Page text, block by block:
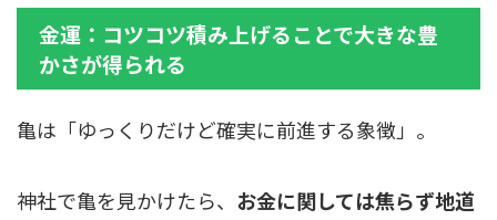
金運：コツコツ積み上げることで大きな豊
かさが得られる
亀は「ゆっくりだけど確実に前進する象徴」。
神社で亀を見かけたら、 お金に関しては焦らず地道